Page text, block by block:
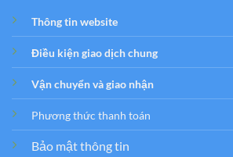
Thông tin website
Điều kiện giao dịch chung
Vận chuyển và giao nhận
Phương thức thanh toán
Bảo mật thông tin